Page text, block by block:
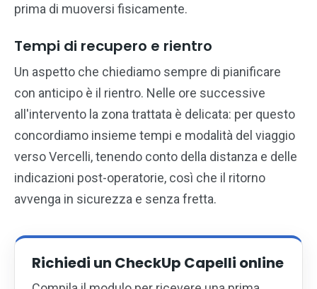
prima di muoversi fisicamente.
Tempi di recupero e rientro
Un aspetto che chiediamo sempre di pianificare
con anticipo è il rientro. Nelle ore successive
all'intervento la zona trattata è delicata: per questo
concordiamo insieme tempi e modalità del viaggio
verso Vercelli, tenendo conto della distanza e delle
indicazioni post-operatorie, così che il ritorno
avvenga in sicurezza e senza fretta.
Richiedi un CheckUp Capelli online